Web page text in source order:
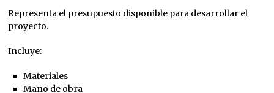
Representa el presupuesto disponible para desarrollar el
proyecto.
Incluye:
Materiales
Mano de obra